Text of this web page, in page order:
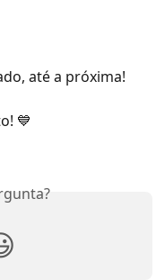
até a próxima!
💙​